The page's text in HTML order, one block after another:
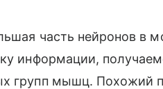
часть нейронов в
информации,
групп мышц. Похожий